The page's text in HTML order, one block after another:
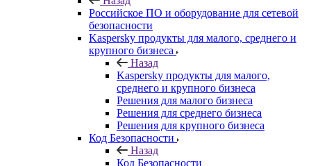
Российское ПО и оборудование для сетевой
безопасности
Kaspersky продукты для малого, среднего и
крупного бизнеса
Назад
Kaspersky продукты для малого,
среднего и крупного бизнеса
Решения для малого бизнеса
Решения для среднего бизнеса
Решения для крупного бизнеса
Код Безопасности
Назад
Код Безопасности